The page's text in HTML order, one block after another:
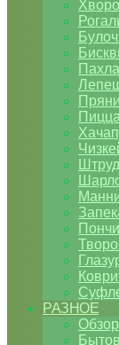
Пицца
РАЗНОЕ